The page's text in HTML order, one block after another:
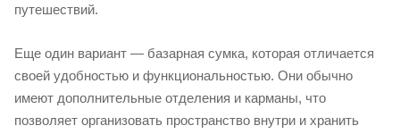
путешествий.
Еще один вариант — базарная сумка, которая отличается
своей удобностью и функциональностью. Они обычно
имеют дополнительные отделения и карманы, что
позволяет организовать пространство внутри и хранить